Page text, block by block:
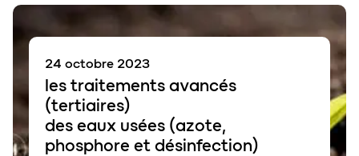
les traitements avancés
(tertiaires)
des eaux usées (azote,
phosphore et désinfection)
24 octobre 2023